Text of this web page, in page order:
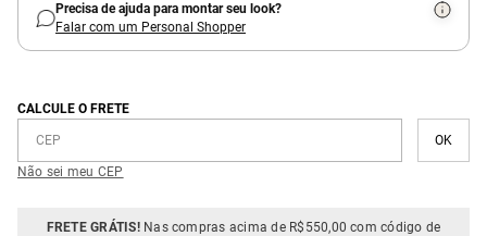
Precisa de ajuda para montar seu look?
Falar com um Personal Shopper
CALCULE O FRETE
Não sei meu CEP
FRETE GRÁTIS!Nas compras acima de R$550,00 com código de